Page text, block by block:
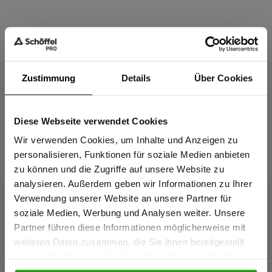
Zustimmung Details Über Cookies
Diese Webseite verwendet Cookies
Wir verwenden Cookies, um Inhalte und Anzeigen zu
personalisieren, Funktionen für soziale Medien anbieten
zu können und die Zugriffe auf unsere Website zu
analysieren. Außerdem geben wir Informationen zu Ihrer
Verwendung unserer Website an unsere Partner für
soziale Medien, Werbung und Analysen weiter. Unsere
Partner führen diese Informationen möglicherweise mit
weiteren Daten zusammen, die Sie ihnen bereitgestellt
Material & Pflege
Passform
Das passt dazu
Sind Sie
Gewerbetreibender?
Ich bestätige, dass ich Gewerbetreibender bin. Alle
Preise werden netto ausgewiesen.